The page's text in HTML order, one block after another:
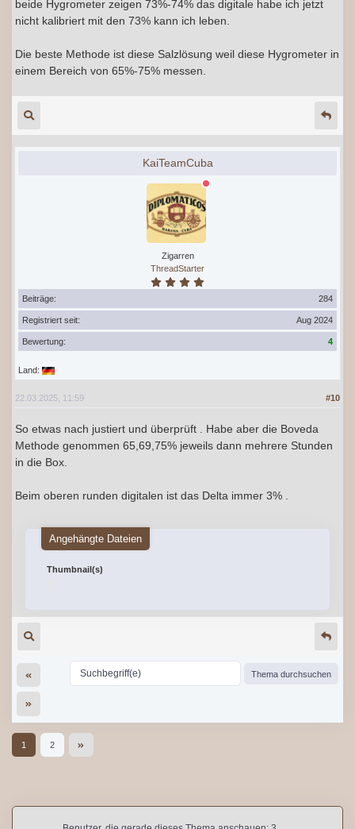
beide Hygrometer zeigen 73%-74% das digitale habe ich jetzt
nicht kalibriert mit den 73% kann ich leben.
Die beste Methode ist diese Salzlösung weil diese Hygrometer in
einem Bereich von 65%-75% messen.
KaiTeamCuba
Zigarren
ThreadStarter
Beiträge: 284
Registriert seit: Aug 2024
Bewertung: 4
Land:
#10
22.03.2025, 11:59
So etwas nach justiert und überprüft . Habe aber die Boveda
Methode genommen 65,69,75% jeweils dann mehrere Stunden
in die Box.
Beim oberen runden digitalen ist das Delta immer 3% .
Angehängte Dateien
Thumbnail(s)
1 2